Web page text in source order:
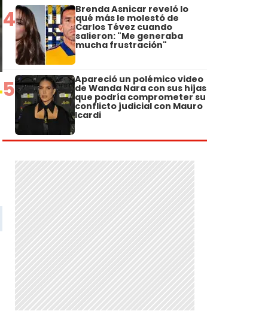
4 Brenda Asnicar reveló lo
qué más le molestó de
Carlos Tévez cuando
salieron: "Me generaba
mucha frustración"
5 Apareció un polémico video
de Wanda Nara con sus hijas
que podría comprometer su
conflicto judicial con Mauro
Icardi